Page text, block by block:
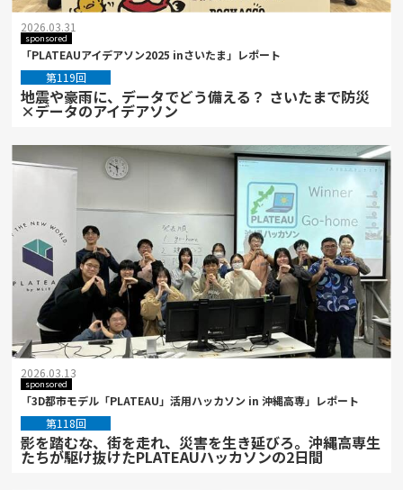
2026.03.31
sponsored
「PLATEAUアイデアソン2025 inさいたま」レポート
第119回
地震や豪雨に、データでどう備える？ さいたまで防災
×データのアイデアソン
2026.03.13
sponsored
「3D都市モデル「PLATEAU」活用ハッカソン in 沖縄高専」レポート
第118回
影を踏むな、街を走れ、災害を生き延びろ。沖縄高専生
たちが駆け抜けたPLATEAUハッカソンの2日間